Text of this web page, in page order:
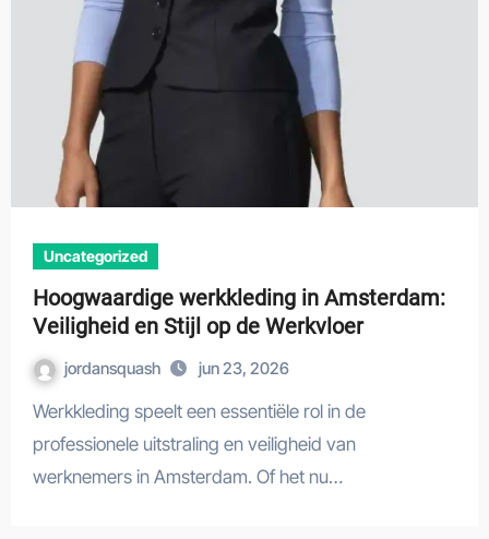
Uncategorized
Hoogwaardige werkkleding in Amsterdam:
Veiligheid en Stijl op de Werkvloer
jordansquash jun 23, 2026
Werkkleding speelt een essentiële rol in de
professionele uitstraling en veiligheid van
werknemers in Amsterdam. Of het nu…